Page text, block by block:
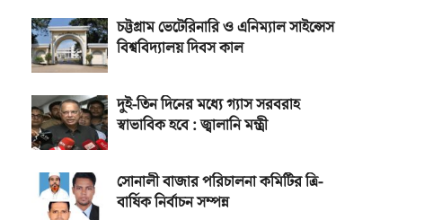
চট্টগ্রাম ভেটেরিনারি ও এনিম্যাল সাইন্সেস
বিশ্ববিদ্যালয় দিবস কাল
দুই-তিন দিনের মধ্যে গ্যাস সরবরাহ
স্বাভাবিক হবে : জ্বালানি মন্ত্রী
সোনালী বাজার পরিচালনা কমিটির ত্রি-
বার্ষিক নির্বাচন সম্পন্ন